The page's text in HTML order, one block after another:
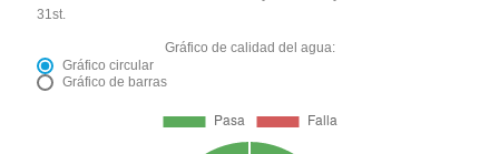
31st.
Gráfico de calidad del agua:
Gráfico circular
Gráfico de barras